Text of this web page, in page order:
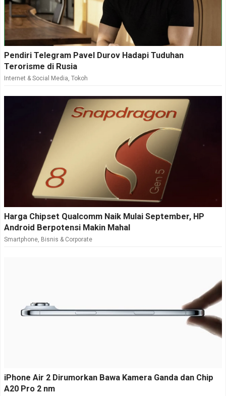
Pendiri Telegram Pavel Durov Hadapi Tuduhan
Terorisme di Rusia
Internet & Social Media Tokoh
Harga Chipset Qualcomm Naik Mulai September, HP
Android Berpotensi Makin Mahal
Smartphone Bisnis & Corporate
iPhone Air 2 Dirumorkan Bawa Kamera Ganda dan Chip
A20 Pro 2 nm